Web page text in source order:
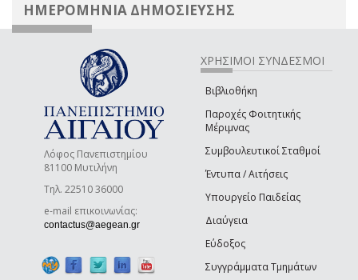
ΗΜΕΡΟΜΗΝΙΑ ΔΗΜΟΣΙΕΥΣΗΣ
Λόφος Πανεπιστημίου
81100 Μυτιλήνη
Τηλ. 22510 36000
e-mail επικοινωνίας:
contactus@aegean.gr (link sends e-mail)
ΧΡΗΣΙΜΟΙ ΣΥΝΔΕΣΜΟΙ
Βιβλιοθήκη
Παροχές Φοιτητικής
Μέριμνας
Συμβουλευτικοί Σταθμοί
Έντυπα / Αιτήσεις
Υπουργείο Παιδείας
Διαύγεια
Εύδοξος
Συγγράμματα Τμημάτων